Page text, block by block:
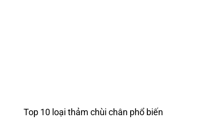
Top 10 loại thảm chùi chân phổ biến